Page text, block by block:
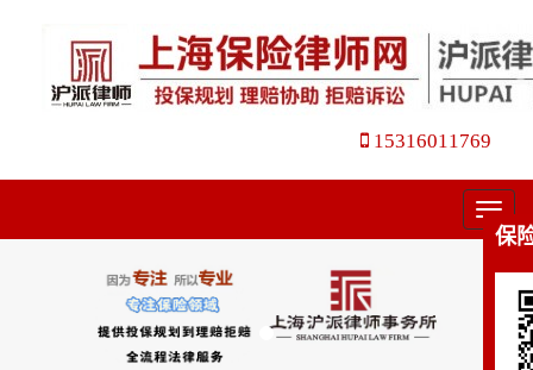
15316011769
菜
单
保